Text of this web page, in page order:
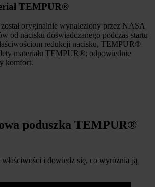
TEMPUR®
oryginalnie wynaleziony przez NASA
od nacisku doświadczanego podczas startu
redukcji nacisku, TEMPUR®
materiału TEMPUR®: odpowiednie
komfort.
poduszka TEMPUR®
i dowiedz się, co wyróżnia ją